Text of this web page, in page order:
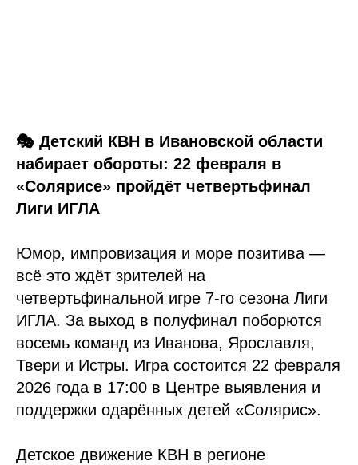
🎭 Детский КВН в Ивановской области
набирает обороты: 22 февраля в
«Солярисе» пройдёт четвертьфинал
Лиги ИГЛА
Юмор, импровизация и море позитива —
всё это ждёт зрителей на
четвертьфинальной игре 7-го сезона Лиги
ИГЛА. За выход в полуфинал поборются
восемь команд из Иванова, Ярославля,
Твери и Истры. Игра состоится 22 февраля
2026 года в 17:00 в Центре выявления и
поддержки одарённых детей «Солярис».
Детское движение КВН в регионе